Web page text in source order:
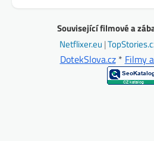
Související filmové a
Netflixer.eu |
DotekSlova.cz* Filmy